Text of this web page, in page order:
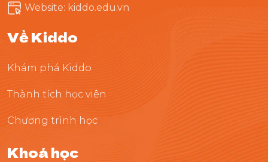
Website: kiddo.edu.vn
Về Kiddo
Khám phá Kiddo
Thành tích học viên
Chương trình học
Khoá học